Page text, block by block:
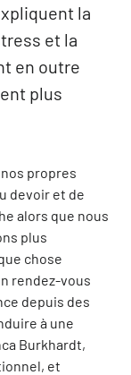
la
et la
en outre
plus
propres
devoir et de
alors que nous
plus
chose
rendez-vous
depuis des
à une
Burkhardt,
et